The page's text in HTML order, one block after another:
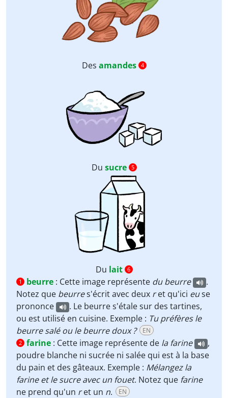
Des amandes 4
Du sucre 5
Du lait
6
1
beurre : Cette image représente du beurre
.
Notez que beurres'écrit avec deux ret qu'ici euse
prononce
. Le beurre s'étale sur des tartines,
ou est utilisé en cuisine. Exemple : Tu préfères le
beurre salé ou le beurre doux ?
EN
2 farine : Cette image représente de la farine
,
poudre blanche ni sucrée ni salée qui est à la base
du pain et des gâteaux. Exemple : Mélangez la
farine et le sucre avec un fouet. Notez que farine
ne prend qu'un ret un n. EN